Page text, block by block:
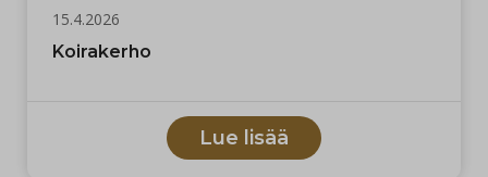
15.4.2026
Koirakerho
Lue lisää